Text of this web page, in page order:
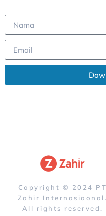
Copyright © 2024 PT
Zahir Internasiaonal.
All rights reserved.